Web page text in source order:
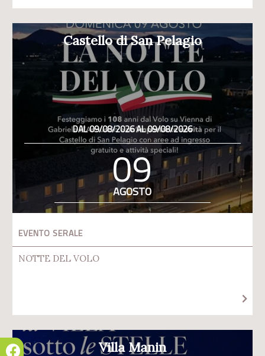
Castello di San Pelagio
DAL 09/08/2026 AL 09/08/2026
09
AGOSTO
EVENTO SERALE
NOTTE DEL VOLO
Villa Manin